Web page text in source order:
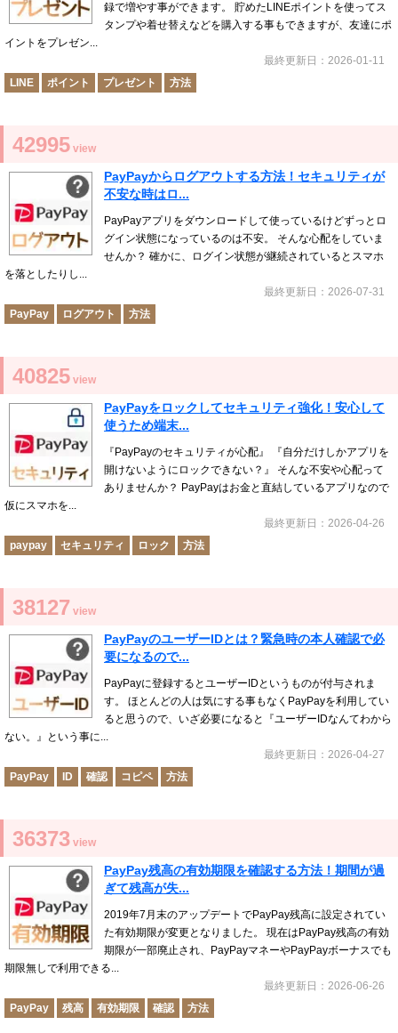
録で増やす事ができます。 貯めたLINEポイントを使ってス
タンプや着せ替えなどを購入する事もできますが、友達にポ
イントをプレゼン...
最終更新日：2026-01-11
LINE
ポイント プレゼント 方法
42995 view
PayPayからログアウトする方法！セキュリティが
不安な時はロ...
PayPayアプリをダウンロードして使っているけどずっとロ
グイン状態になっているのは不安。 そんな心配をしていま
せんか？ 確かに、ログイン状態が継続されているとスマホ
を落としたりし...
最終更新日：2026-07-31
PayPay
ログアウト 方法
40825 view
PayPayをロックしてセキュリティ強化！安心して
使うため端末...
『PayPayのセキュリティが心配』 『自分だけしかアプリを
開けないようにロックできない？』 そんな不安や心配って
ありませんか？ PayPayはお金と直結しているアプリなので
仮にスマホを...
最終更新日：2026-04-26
paypay
セキュリティ ロック 方法
38127 view
PayPayのユーザーIDとは？緊急時の本人確認で必
要になるので...
PayPayに登録するとユーザーIDというものが付与されま
す。 ほとんどの人は気にする事もなくPayPayを利用してい
ると思うので、いざ必要になると『ユーザーIDなんてわから
ない。』という事に...
最終更新日：2026-04-27
PayPay
ID 確認 コピペ 方法
36373 view
PayPay残高の有効期限を確認する方法！期間が過
ぎて残高が失...
2019年7月末のアップデートでPayPay残高に設定されてい
た有効期限が変更となりました。 現在はPayPay残高の有効
期限が一部廃止され、PayPayマネーやPayPayボーナスでも
期限無しで利用できる...
最終更新日：2026-06-26
PayPay
残高 有効期限 確認 方法